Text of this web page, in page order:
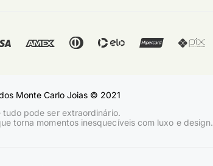
Monte Carlo Joias © 2021
tudo pode ser extraordinário.
torna momentos inesquecíveis com luxo e design.